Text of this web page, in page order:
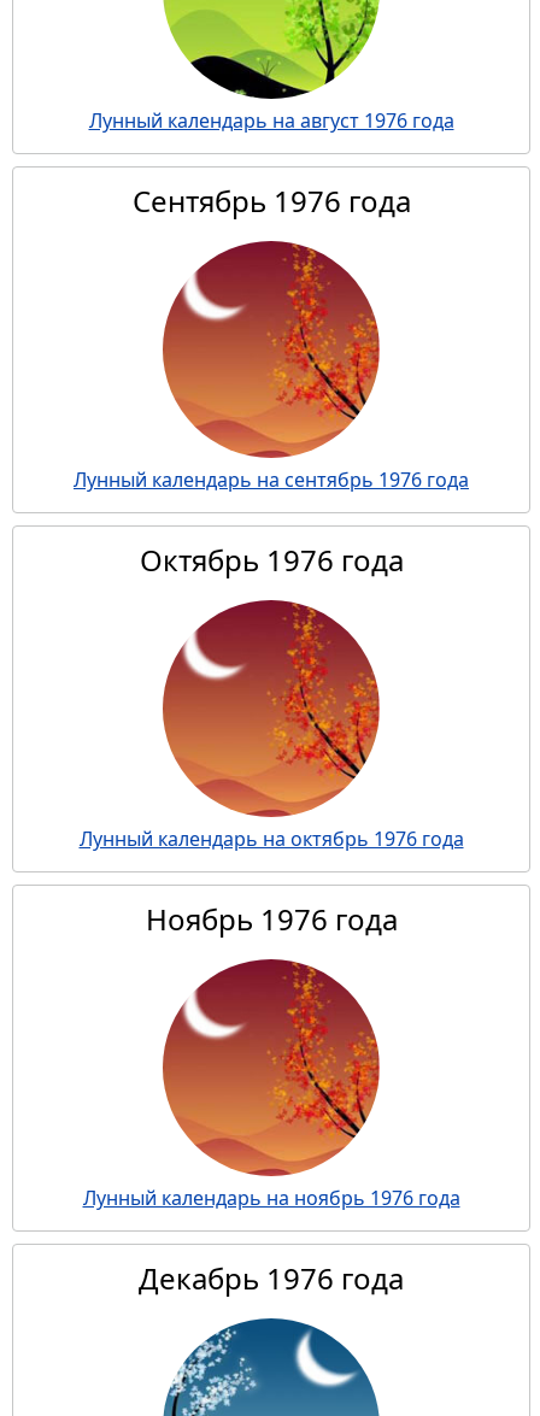
Лунный календарь на август 1976 года
Сентябрь 1976 года
Лунный календарь на сентябрь 1976 года
Октябрь 1976 года
Лунный календарь на октябрь 1976 года
Ноябрь 1976 года
Лунный календарь на ноябрь 1976 года
Декабрь 1976 года